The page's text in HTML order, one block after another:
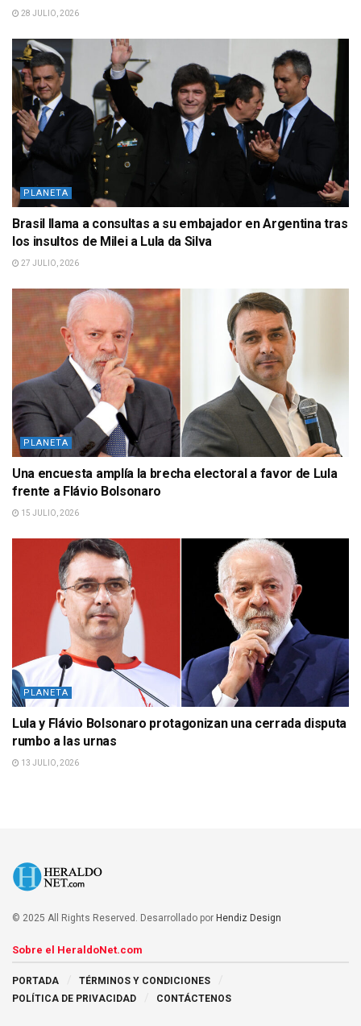
28 JULIO, 2026
PLANETA
Brasil llama a consultas a su embajador en Argentina tras
los insultos de Milei a Lula da Silva
27 JULIO, 2026
PLANETA
Una encuesta amplía la brecha electoral a favor de Lula
frente a Flávio Bolsonaro
15 JULIO, 2026
PLANETA
Lula y Flávio Bolsonaro protagonizan una cerrada disputa
rumbo a las urnas
13 JULIO, 2026
© 2025 All Rights Reserved. Desarrollado por Hendiz Design
Sobre el HeraldoNet.com
PORTADA
TÉRMINOS Y CONDICIONES
POLÍTICA DE PRIVACIDAD
CONTÁCTENOS